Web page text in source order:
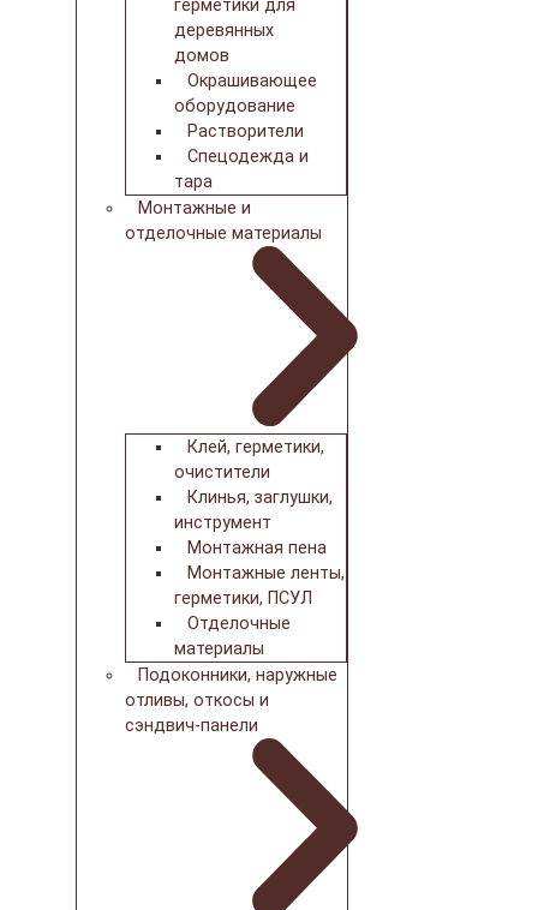
герметики для
деревянных
домов
Окрашивающее
оборудование
Растворители
Спецодежда и
тара
Монтажные и
отделочные материалы
Клей, герметики,
очистители
Клинья, заглушки,
инструмент
Монтажная пена
Монтажные ленты,
герметики, ПСУЛ
Отделочные
материалы
Подоконники, наружные
отливы, откосы и
сэндвич-панели